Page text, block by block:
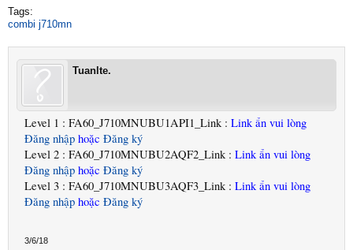
Tags:
combi j710mn
Tuanlte.
Level 1 : FA60_J710MNUBU1API1_Link : Link ẩn vui lòng
Đăng nhập hoặc Đăng ký
Level 2 : FA60_J710MNUBU2AQF2_Link : Link ẩn vui lòng
Đăng nhập hoặc Đăng ký
Level 3 : FA60_J710MNUBU3AQF3_Link : Link ẩn vui lòng
Đăng nhập hoặc Đăng ký
3/6/18